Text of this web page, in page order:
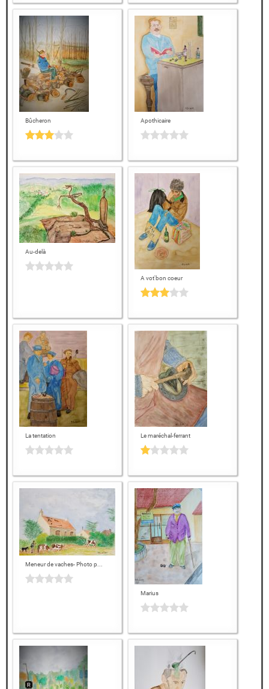
Bûcheron Apothicaire
Au-delà
A vot'bon coeur
La tentation Le maréchal-ferrant
Meneur de vaches- Photo p...
Marius